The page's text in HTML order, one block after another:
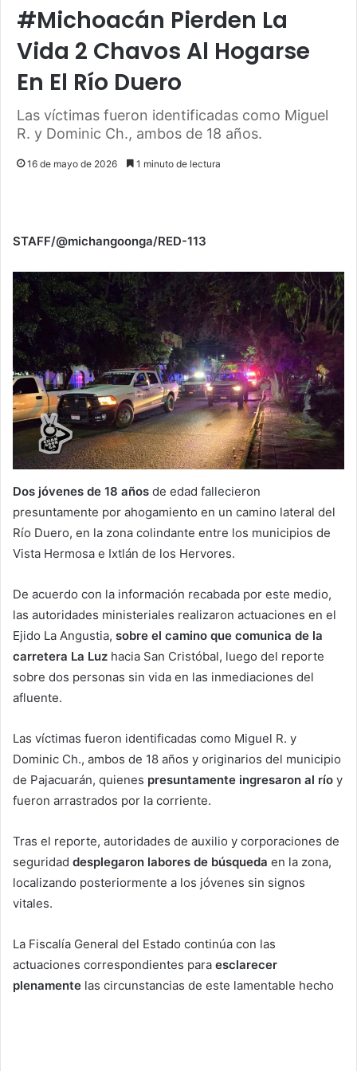
#Michoacán Pierden La
Vida 2 Chavos Al Hogarse
En El Río Duero
Las víctimas fueron identificadas como Miguel
R. y Dominic Ch., ambos de 18 años.
16 de mayo de 2026 1 minuto de lectura
STAFF/@michangoonga/RED-113
Dos jóvenes de 18 años de edad fallecieron
presuntamente por ahogamiento en un camino lateral del
Río Duero, en la zona colindante entre los municipios de
Vista Hermosa e Ixtlán de los Hervores.
De acuerdo con la información recabada por este medio,
las autoridades ministeriales realizaron actuaciones en el
Ejido La Angustia, sobre el camino que comunica de la
carretera La Luz hacia San Cristóbal, luego del reporte
sobre dos personas sin vida en las inmediaciones del
afluente.
Las víctimas fueron identificadas como Miguel R. y
Dominic Ch., ambos de 18 años y originarios del municipio
de Pajacuarán, quienes presuntamente ingresaron al río y
fueron arrastrados por la corriente.
Tras el reporte, autoridades de auxilio y corporaciones de
seguridad desplegaron labores de búsqueda en la zona,
localizando posteriormente a los jóvenes sin signos
vitales.
La Fiscalía General del Estado continúa con las
actuaciones correspondientes para esclarecer
plenamente las circunstancias de este lamentable hecho